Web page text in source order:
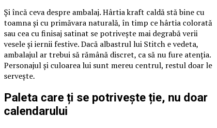
Și încă ceva despre ambalaj. Hârtia kraft caldă stă bine cu
toamna și cu primăvara naturală, în timp ce hârtia colorată
sau cea cu finisaj satinat se potrivește mai degrabă verii
vesele și iernii festive. Dacă albastrul lui Stitch e vedeta,
ambalajul ar trebui să rămână discret, ca să nu fure atenția.
Personajul și culoarea lui sunt mereu centrul, restul doar le
servește.
Paleta care ți se potrivește ție, nu doar
calendarului